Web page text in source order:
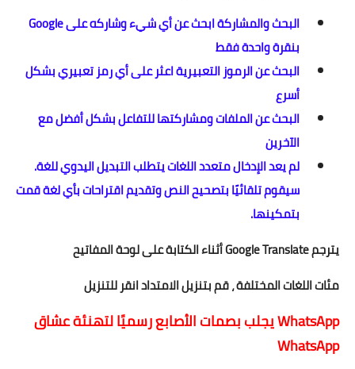
البحث والمشاركة ابحث عن أي شيء وشاركه على Google
بنقرة واحدة فقط
البحث عن الرموز التعبيرية اعثر على أي رمز تعبيري بشكل
أسرع
البحث عن الملفات ومشاركتها للتفاعل بشكل أفضل مع
الآخرين
لم يعد الإدخال متعدد اللغات يتطلب التبديل اليدوي للغة.
سيقوم تلقائيًا بتصحيح النص وتقديم اقتراحات بأي لغة قمت
بتمكينها.
يترجم Google Translate أثناء الكتابة على لوحة المفاتيح
مئات اللغات المختلفة ، قم بتنزيل الامتداد انقر للتنزيل
WhatsApp يجلب بصمات الأصابع رسميًا لتهنئة عشاق
WhatsApp